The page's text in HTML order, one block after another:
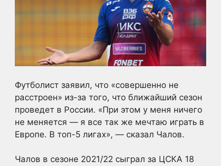
Футболист заявил, что «совершенно не
расстроен» из-за того, что ближайший сезон
проведет в России. «При этом у меня ничего
не меняется — я все так же мечтаю играть в
Европе. В топ-5 лигах», — сказал Чалов.
Чалов в сезоне 2021/22 сыграл за ЦСКА 18